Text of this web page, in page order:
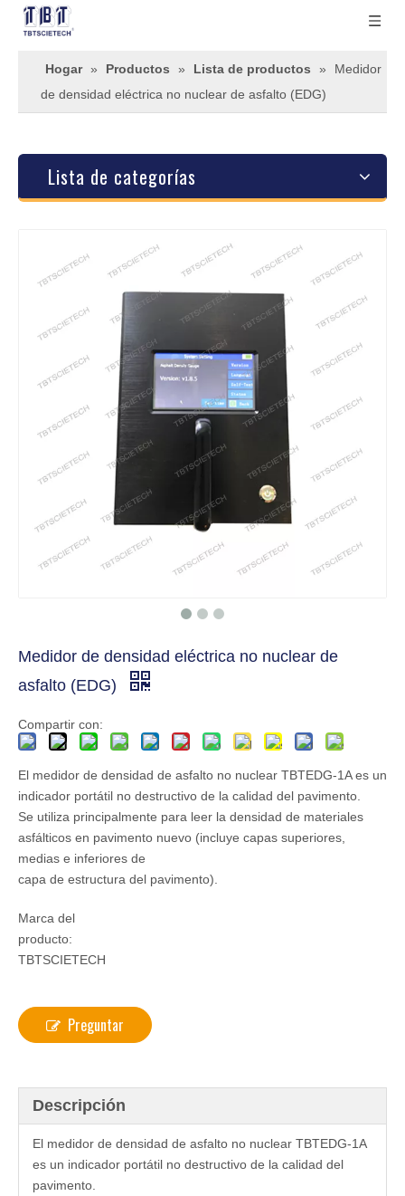
Hogar » Productos » Lista de productos »
Medidor
de densidad eléctrica no nuclear de asfalto (EDG)
Lista de categorías
Medidor de densidad eléctrica no nuclear de
asfalto (EDG)
Compartir con:
El medidor de densidad de asfalto no nuclear TBTEDG-1A es un
indicador portátil no destructivo de la calidad del pavimento.
Se utiliza principalmente para leer la densidad de materiales
asfálticos en pavimento nuevo (incluye capas superiores,
medias e inferiores de
capa de estructura del pavimento).
Marca del
producto:
TBTSCIETECH
Preguntar
Descripción
El medidor de densidad de asfalto no nuclear TBTEDG-1A
es un indicador portátil no destructivo de la calidad del
pavimento.